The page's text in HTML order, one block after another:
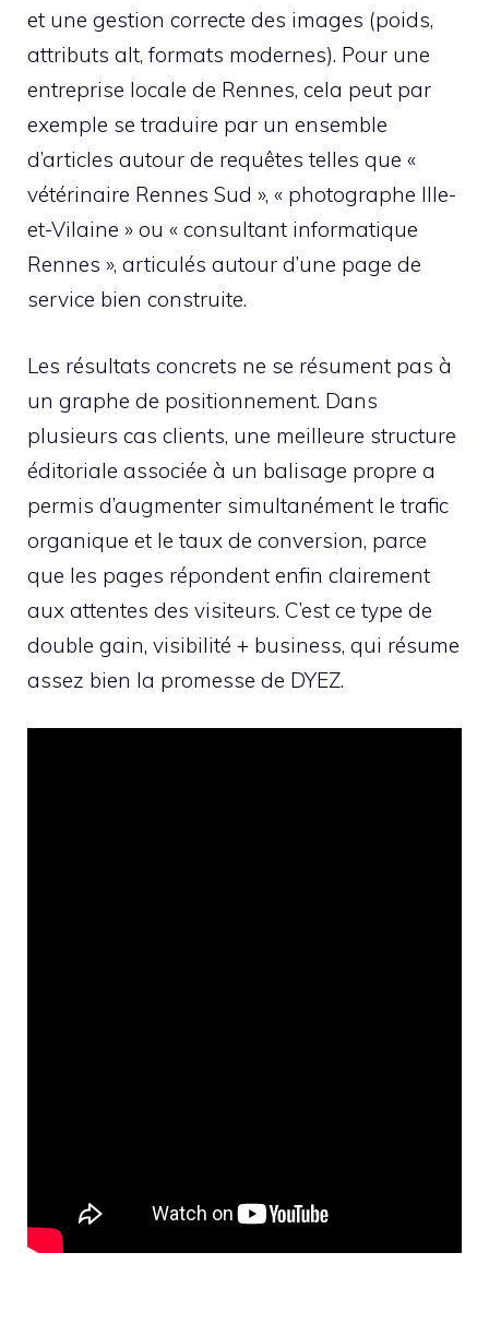
et une gestion correcte des images (poids,
attributs alt, formats modernes). Pour une
entreprise locale de Rennes, cela peut par
exemple se traduire par un ensemble
d’articles autour de requêtes telles que «
vétérinaire Rennes Sud », « photographe Ille-
et-Vilaine » ou « consultant informatique
Rennes », articulés autour d’une page de
service bien construite.
Les résultats concrets ne se résument pas à
un graphe de positionnement. Dans
plusieurs cas clients, une meilleure structure
éditoriale associée à un balisage propre a
permis d’augmenter simultanément le trafic
organique et le taux de conversion, parce
que les pages répondent enfin clairement
aux attentes des visiteurs. C’est ce type de
double gain, visibilité + business, qui résume
assez bien la promesse de DYEZ.